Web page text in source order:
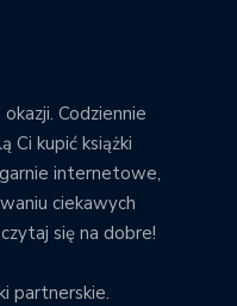
Codziennie
Ci kupić książki
internetowe,
ciekawych
się na dobre!
partnerskie.